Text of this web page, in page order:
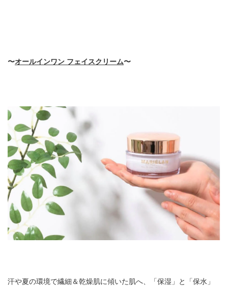
〜オールインワン フェイスクリーム〜
汗や夏の環境で繊細＆乾燥肌に傾いた肌へ、「保湿」と「保水」